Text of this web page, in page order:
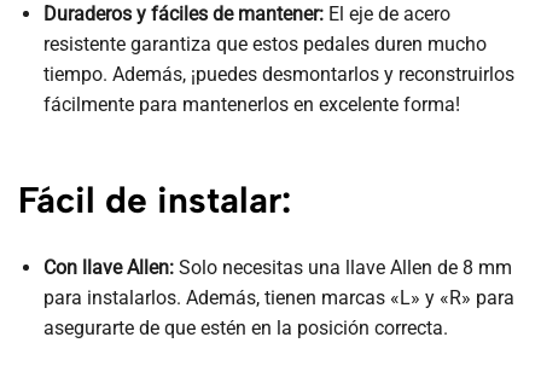
Duraderos y fáciles de mantener:El eje de acero
resistente garantiza que estos pedales duren mucho
tiempo. Además, ¡puedes desmontarlos y reconstruirlos
fácilmente para mantenerlos en excelente forma!
Fácil de instalar:
Con llave Allen:Solo necesitas una llave Allen de 8 mm
para instalarlos. Además, tienen marcas «L» y «R» para
asegurarte de que estén en la posición correcta.